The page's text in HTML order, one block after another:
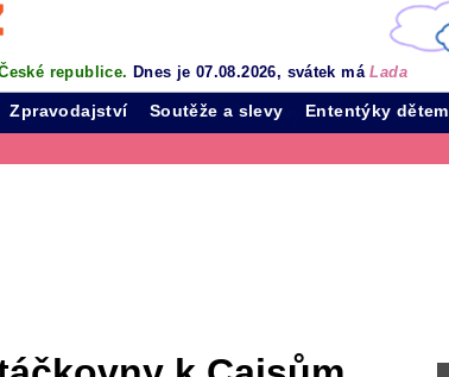
republice. Dnes je 07.08.2026, svátek máLada
Zpravodajství Soutěže a slevy Ententýky dětem